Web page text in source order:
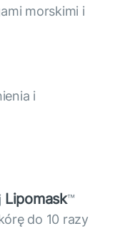
morskimi i
i
Lipomask™
do 10 razy